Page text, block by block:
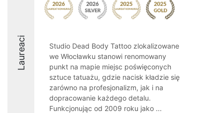
Laureaci
Studio Dead Body Tattoo zlokalizowane
we Włocławku stanowi renomowany
punkt na mapie miejsc poświęconych
sztuce tatuażu, gdzie nacisk kładzie się
zarówno na profesjonalizm, jak i na
dopracowanie każdego detalu.
Funkcjonując od 2009 roku jako ...